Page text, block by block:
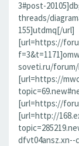
3#post-
threads/
155]utdmq[/url]
[url=https://
soveti.ru/
[url=https://
[url=https://
[url=http://
dfvt04ansz.xn--